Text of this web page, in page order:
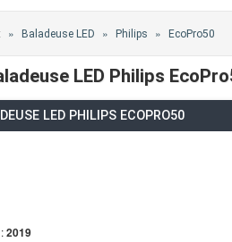
» Baladeuse LED » Philips » EcoPro50
LED Philips
LED PHILIPS ECOPRO50
2019